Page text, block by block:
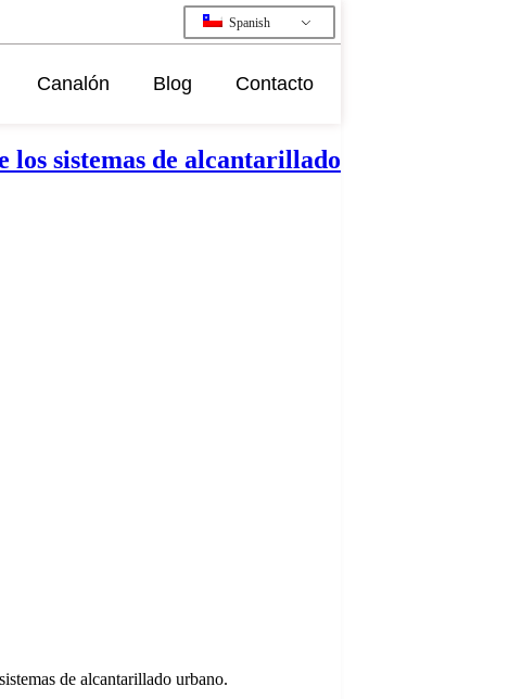
Spanish
Canalón Blog Contacto
los sistemas de alcantarillado
de alcantarillado urbano.